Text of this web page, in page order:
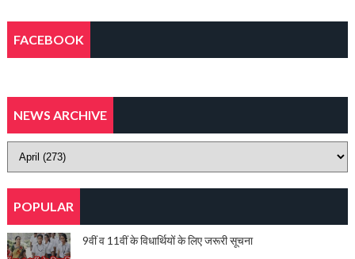
FACEBOOK
NEWS ARCHIVE
POPULAR
9वीं व 11वीं के विधार्थियों के लिए जरूरी सूचना